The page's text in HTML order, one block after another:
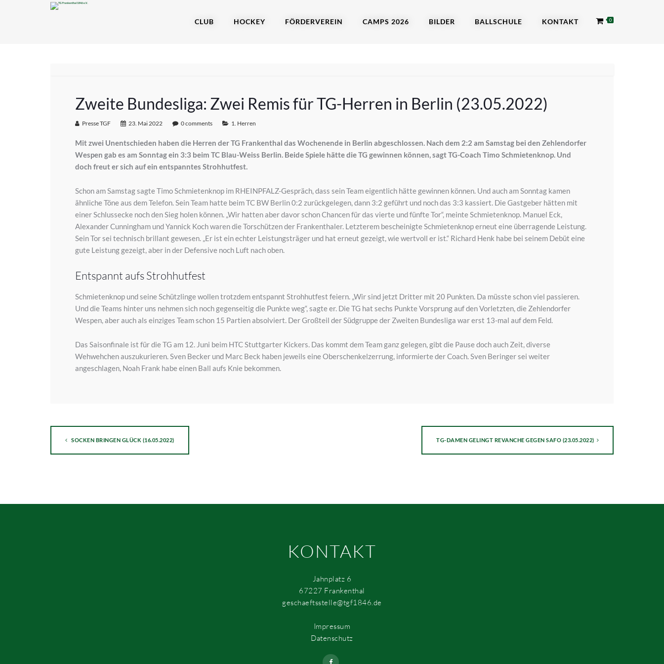
0
CLUB HOCKEY FÖRDERVEREIN CAMPS 2026 BILDER BALLSCHULE KONTAKT
Zweite Bundesliga: Zwei Remis für TG-Herren in Berlin (23.05.2022)
Presse TGF 23. Mai 2022 0 comments 1. Herren
Mit zwei Unentschieden haben die Herren der TG Frankenthal das Wochenende in Berlin abgeschlossen. Nach dem 2:2 am Samstag bei den Zehlendorfer
Wespen gab es am Sonntag ein 3:3 beim TC Blau-Weiss Berlin. Beide Spiele hätte die TG gewinnen können, sagt TG-Coach Timo Schmietenknop. Und
doch freut er sich auf ein entspanntes Strohhutfest.
Schon am Samstag sagte Timo Schmietenknop im RHEINPFALZ-Gespräch, dass sein Team eigentlich hätte gewinnen können. Und auch am Sonntag kamen
ähnliche Töne aus dem Telefon. Sein Team hatte beim TC BW Berlin 0:2 zurückgelegen, dann 3:2 geführt und noch das 3:3 kassiert. Die Gastgeber hätten mit
einer Schlussecke noch den Sieg holen können. „Wir hatten aber davor schon Chancen für das vierte und fünfte Tor“, meinte Schmietenknop. Manuel Eck,
Alexander Cunningham und Yannick Koch waren die Torschützen der Frankenthaler. Letzterem bescheinigte Schmietenknop erneut eine überragende Leistung.
Sein Tor sei technisch brillant gewesen. „Er ist ein echter Leistungsträger und hat erneut gezeigt, wie wertvoll er ist.“ Richard Henk habe bei seinem Debüt eine
gute Leistung gezeigt, aber in der Defensive noch Luft nach oben.
Entspannt aufs Strohhutfest
Schmietenknop und seine Schützlinge wollen trotzdem entspannt Strohhutfest feiern. „Wir sind jetzt Dritter mit 20 Punkten. Da müsste schon viel passieren.
Und die Teams hinter uns nehmen sich noch gegenseitig die Punkte weg“, sagte er. Die TG hat sechs Punkte Vorsprung auf den Vorletzten, die Zehlendorfer
Wespen, aber auch als einziges Team schon 15 Partien absolviert. Der Großteil der Südgruppe der Zweiten Bundesliga war erst 13-mal auf dem Feld.
Das Saisonfinale ist für die TG am 12. Juni beim HTC Stuttgarter Kickers. Das kommt dem Team ganz gelegen, gibt die Pause doch auch Zeit, diverse
Wehwehchen auszukurieren. Sven Becker und Marc Beck haben jeweils eine Oberschenkelzerrung, informierte der Coach. Sven Beringer sei weiter
angeschlagen, Noah Frank habe einen Ball aufs Knie bekommen.
SOCKEN BRINGEN GLÜCK (16.05.2022) TG-DAMEN GELINGT REVANCHE GEGEN SAFO (23.05.2022)
KONTAKT
Jahnplatz 6
67227 Frankenthal
geschaeftsstelle@tgf1846.de
Impressum
Datenschutz